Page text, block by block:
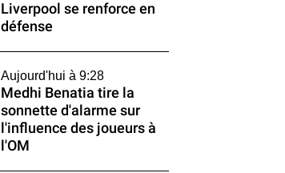
Liverpool se renforce en
défense
Aujourd'hui à 9:28
Medhi Benatia tire la
sonnette d'alarme sur
l'influence des joueurs à
l'OM